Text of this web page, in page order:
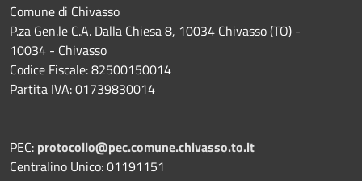
Comune di Chivasso
P.za Gen.le C.A. Dalla Chiesa 8, 10034 Chivasso (TO) -
10034 - Chivasso
Codice Fiscale: 82500150014
Partita IVA: 01739830014
PEC: protocollo@pec.comune.chivasso.to.it
Centralino Unico: 01191151